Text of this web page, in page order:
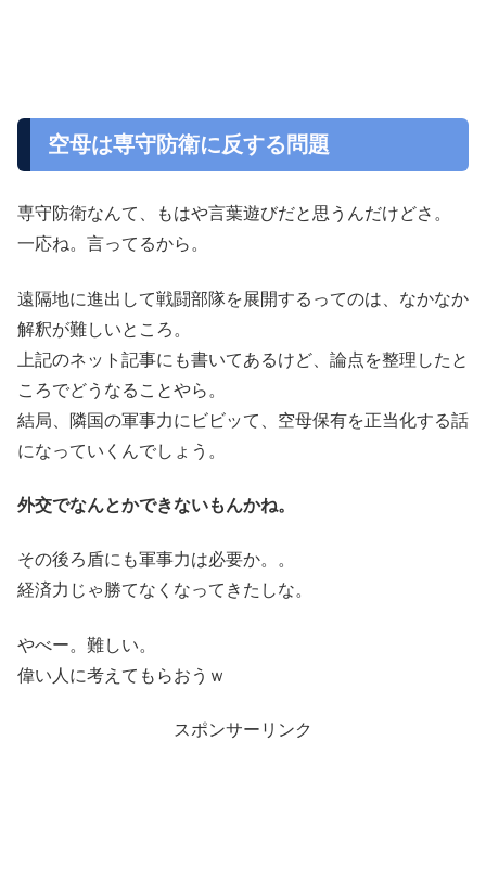
空母は専守防衛に反する問題
専守防衛なんて、もはや言葉遊びだと思うんだけどさ。
一応ね。言ってるから。
遠隔地に進出して戦闘部隊を展開するってのは、なかなか
解釈が難しいところ。
上記のネット記事にも書いてあるけど、論点を整理したと
ころでどうなることやら。
結局、隣国の軍事力にビビッて、空母保有を正当化する話
になっていくんでしょう。
外交でなんとかできないもんかね。
その後ろ盾にも軍事力は必要か。。
経済力じゃ勝てなくなってきたしな。
やべー。難しい。
偉い人に考えてもらおうｗ
スポンサーリンク